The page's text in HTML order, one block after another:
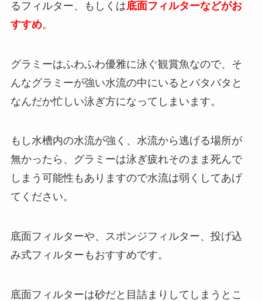
るフィルター、もしくは底面フィルターなどがお
すすめ。
グラミーはふわふわ優雅に泳ぐ観賞魚なので、そ
んなグラミーが強い水流の中にいるとバタバタと
なんだか忙しい泳ぎ方になってしまいます。
もし水槽内の水流が強く、水流から逃げる場所が
無かったら、グラミーは泳ぎ疲れそのまま死んで
しまう可能性もありますので水流は弱くしてあげ
てください。
底面フィルターや、スポンジフィルター、投げ込
み式フィルターもおすすめです。
底面フィルターは砂だと目詰まりしてしまうとこ